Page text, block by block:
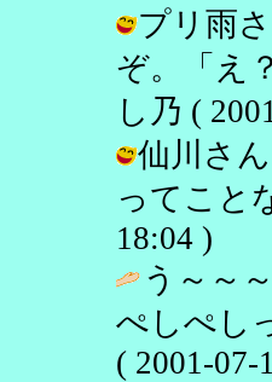
プリ雨
ぞ。「え
し乃 (
仙川さ
ってこと
18:04 )
う～～
ぺしぺし
( 2001-07-